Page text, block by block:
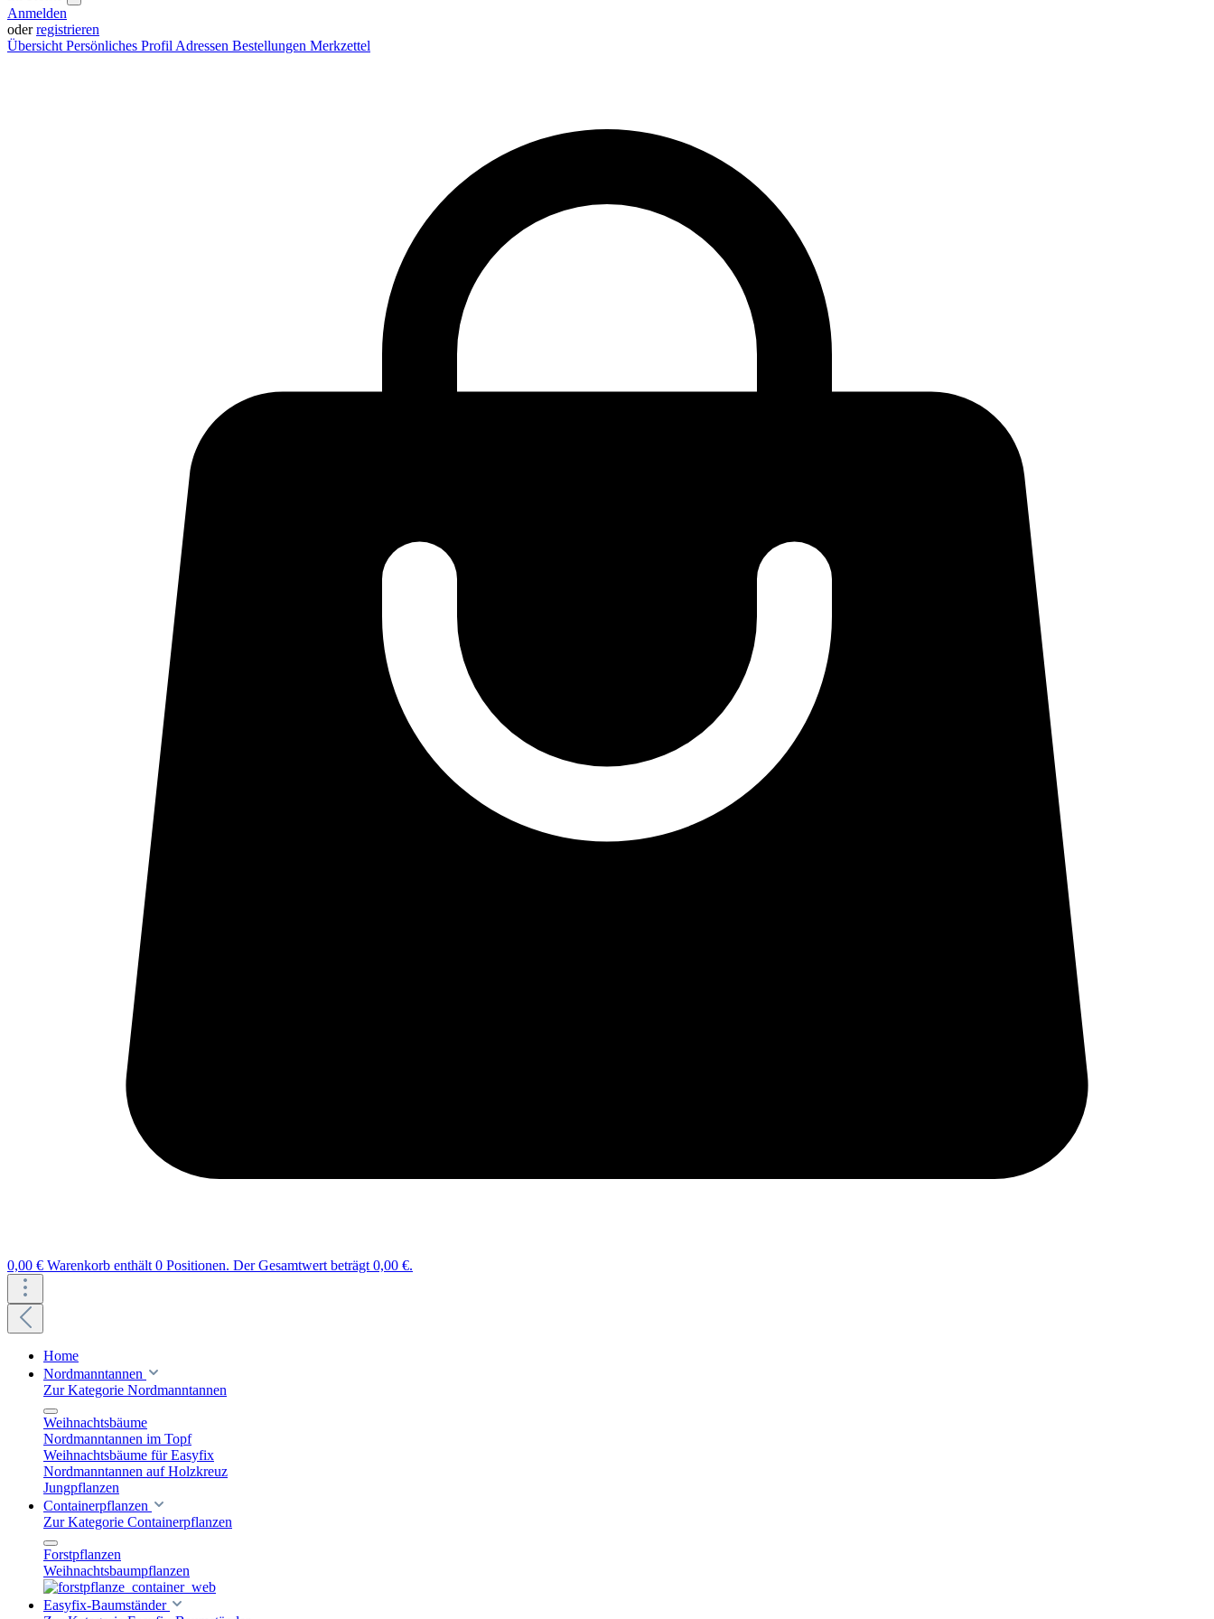
Anmelden
oderregistrieren
Übersicht Persönliches Profil Adressen Bestellungen Merkzettel
0,00 € Warenkorb enthält 0 Positionen. Der Gesamtwert beträgt 0,00 €.
Home
Nordmanntannen
Zur Kategorie Nordmanntannen
Weihnachtsbäume
Nordmanntannen im Topf
Weihnachtsbäume für Easyfix
Nordmanntannen auf Holzkreuz
Jungpflanzen
Containerpflanzen
Zur Kategorie Containerpflanzen
Forstpflanzen
Weihnachtsbaumpflanzen
Easyfix-Baumständer